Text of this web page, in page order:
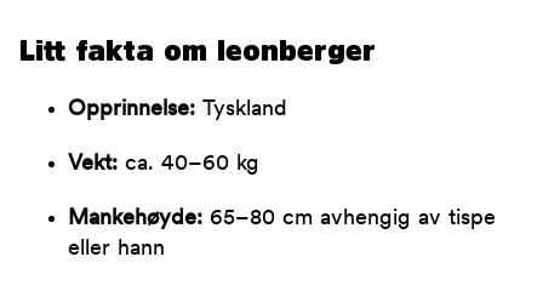
Litt fakta om leonberger
Opprinnelse: Tyskland
Vekt: ca. 40–60 kg
Mankehøyde: 65–80 cm avhengig av tispe
eller hann